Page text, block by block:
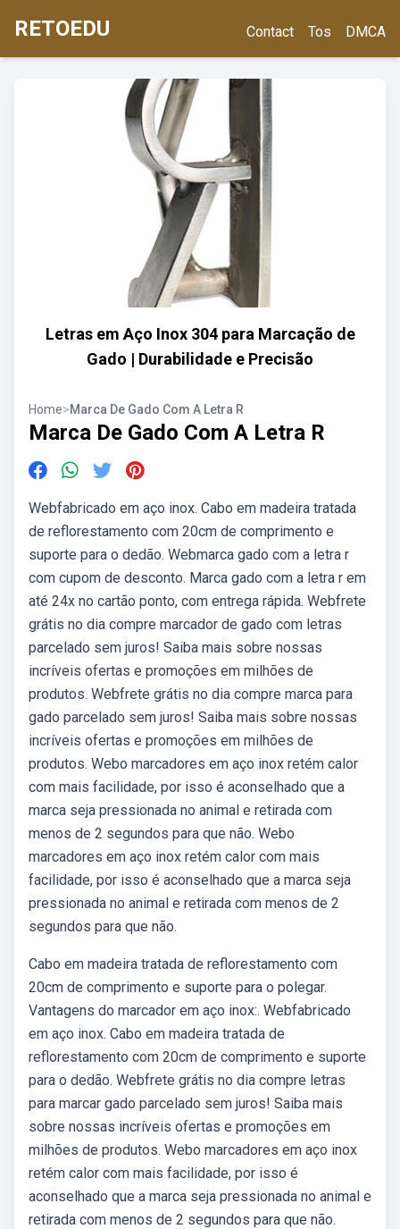
RETOEDU Contact Tos DMCA
Letras em Aço Inox 304 para Marcação de
Gado | Durabilidade e Precisão
Home>Marca De Gado Com A Letra R
Marca De Gado Com A Letra R
Webfabricado em aço inox. Cabo em madeira tratada
de reflorestamento com 20cm de comprimento e
suporte para o dedão. Webmarca gado com a letra r
com cupom de desconto. Marca gado com a letra r em
até 24x no cartão ponto, com entrega rápida. Webfrete
grátis no dia compre marcador de gado com letras
parcelado sem juros! Saiba mais sobre nossas
incríveis ofertas e promoções em milhões de
produtos. Webfrete grátis no dia compre marca para
gado parcelado sem juros! Saiba mais sobre nossas
incríveis ofertas e promoções em milhões de
produtos. Webo marcadores em aço inox retém calor
com mais facilidade, por isso é aconselhado que a
marca seja pressionada no animal e retirada com
menos de 2 segundos para que não. Webo
marcadores em aço inox retém calor com mais
facilidade, por isso é aconselhado que a marca seja
pressionada no animal e retirada com menos de 2
segundos para que não.
Cabo em madeira tratada de reflorestamento com
20cm de comprimento e suporte para o polegar.
Vantagens do marcador em aço inox:. Webfabricado
em aço inox. Cabo em madeira tratada de
reflorestamento com 20cm de comprimento e suporte
para o dedão. Webfrete grátis no dia compre letras
para marcar gado parcelado sem juros! Saiba mais
sobre nossas incríveis ofertas e promoções em
milhões de produtos. Webo marcadores em aço inox
retém calor com mais facilidade, por isso é
aconselhado que a marca seja pressionada no animal e
retirada com menos de 2 segundos para que não.